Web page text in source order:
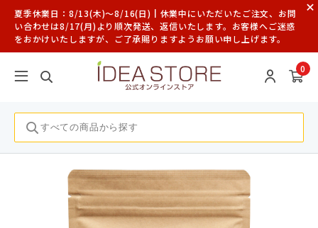
夏季休業日：8/13(木)～8/16(日)┃休業中にいただいたご注文、お問
い合わせは8/17(月)より順次発送、返信いたします。お客様へご迷惑
をおかけいたしますが、ご了承賜りますようお願い申し上げます。
0